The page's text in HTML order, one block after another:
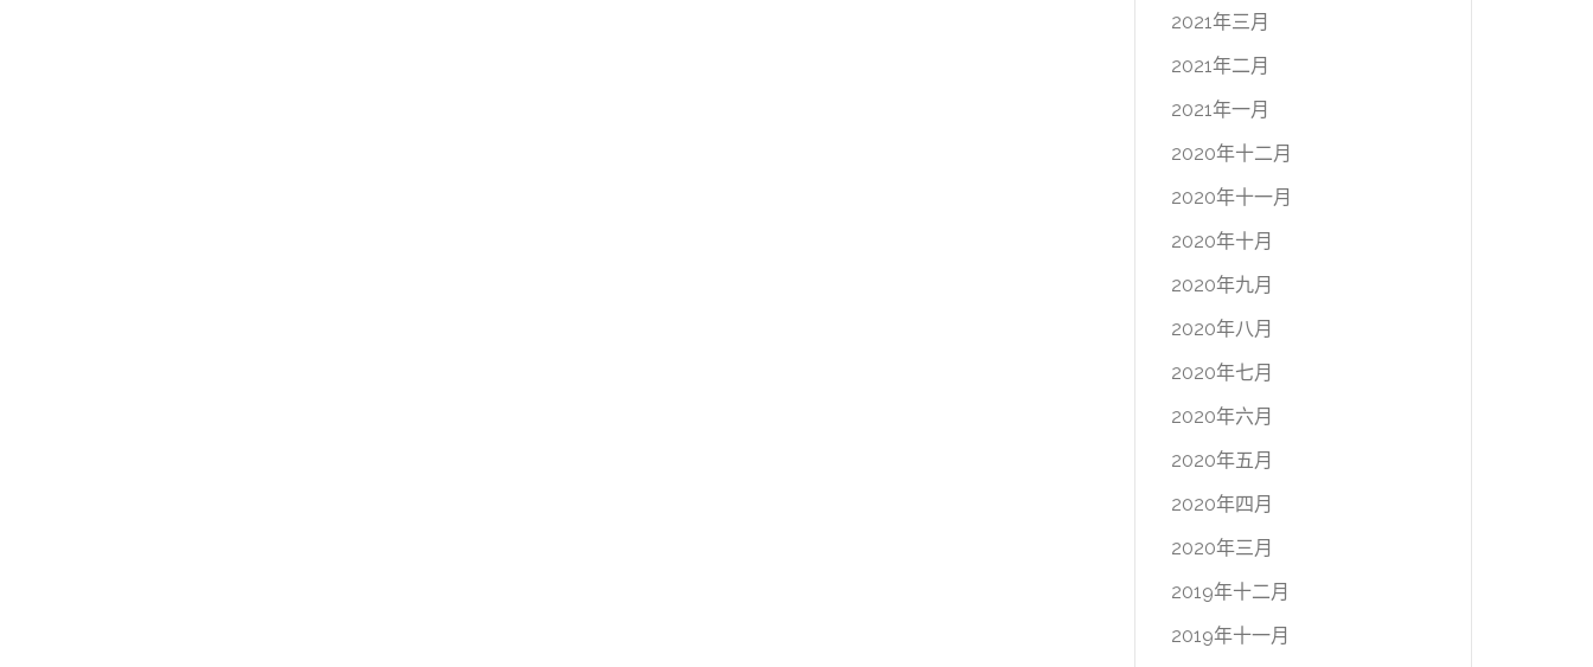
2021年三月
2021年二月
2021年一月
2020年十二月
2020年十一月
2020年十月
2020年九月
2020年八月
2020年七月
2020年六月
2020年五月
2020年四月
2020年三月
2019年十二月
2019年十一月